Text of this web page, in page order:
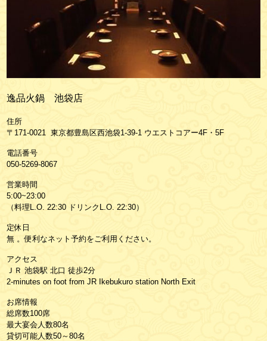
逸品火鍋 池袋店
住所
〒171-0021 東京都豊島区西池袋1-39-1 ウエストコアー4F・5F
電話番号
050-5269-8067
営業時間
5:00~23:00
（料理L.O. 22:30 ドリンクL.O. 22:30）
定休日
無 。便利なネット予約をご利用ください。
アクセス
ＪＲ 池袋駅 北口 徒歩2分
2-minutes on foot from JR Ikebukuro station North Exit
お席情報
総席数100席
最大宴会人数80名
貸切可能人数50～80名